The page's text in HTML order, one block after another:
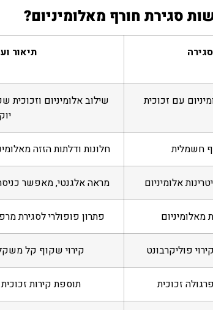
סגירת חורף מאלומיניום?
תיאור
עם זכוכית
שילוב אלומיניום
חשמלית חלונות ודלתות הזזה
אלומיניום מראה אלגנטי, מאפשר
מאלומיניום פתרון פופולרי לסגירת
פוליקרבונט קירוי שקוף קל
זכוכית תוספת קירות